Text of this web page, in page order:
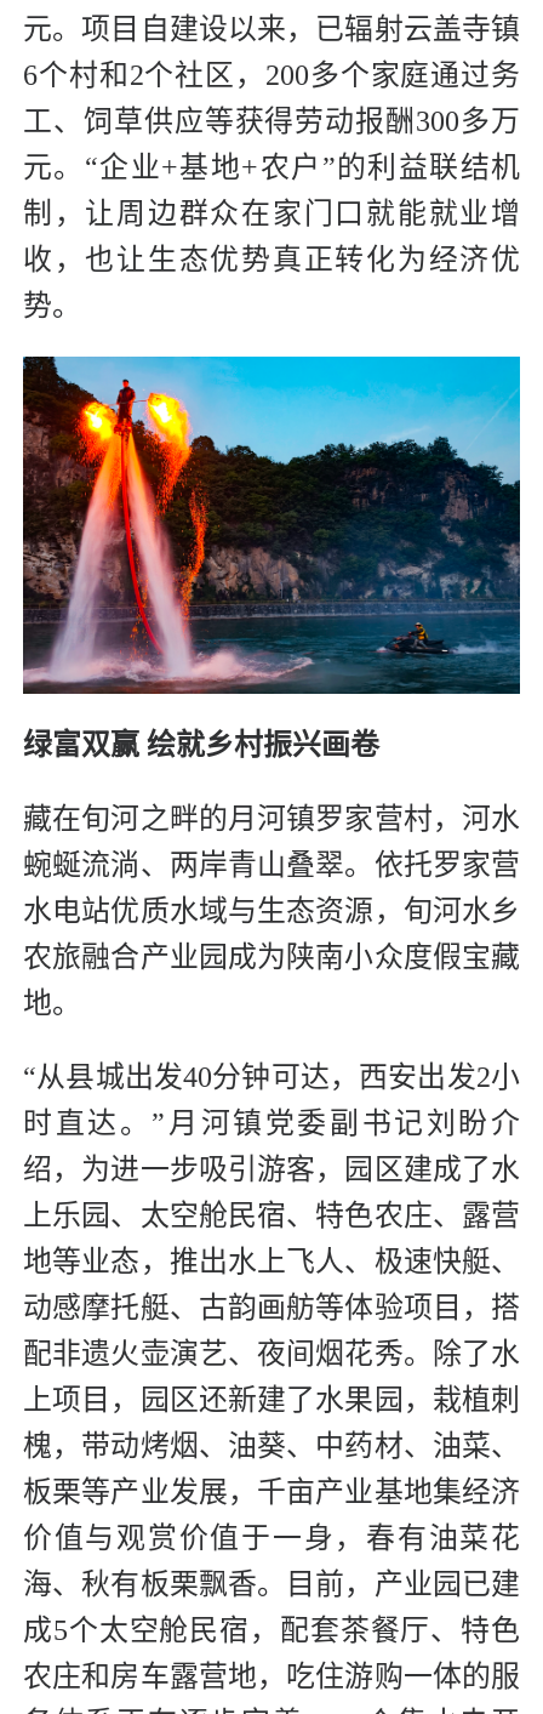
元。项目自建设以来，已辐射云盖寺镇
6个村和2个社区，200多个家庭通过务
工、饲草供应等获得劳动报酬300多万
元。“企业+基地+农户”的利益联结机
制，让周边群众在家门口就能就业增
收，也让生态优势真正转化为经济优
势。
绿富双赢 绘就乡村振兴画卷
藏在旬河之畔的月河镇罗家营村，河水
蜿蜒流淌、两岸青山叠翠。依托罗家营
水电站优质水域与生态资源，旬河水乡
农旅融合产业园成为陕南小众度假宝藏
地。
“从县城出发40分钟可达，西安出发2小
时直达。”月河镇党委副书记刘盼介
绍，为进一步吸引游客，园区建成了水
上乐园、太空舱民宿、特色农庄、露营
地等业态，推出水上飞人、极速快艇、
动感摩托艇、古韵画舫等体验项目，搭
配非遗火壶演艺、夜间烟花秀。除了水
上项目，园区还新建了水果园，栽植刺
槐，带动烤烟、油葵、中药材、油菜、
板栗等产业发展，千亩产业基地集经济
价值与观赏价值于一身，春有油菜花
海、秋有板栗飘香。目前，产业园已建
成5个太空舱民宿，配套茶餐厅、特色
农庄和房车露营地，吃住游购一体的服